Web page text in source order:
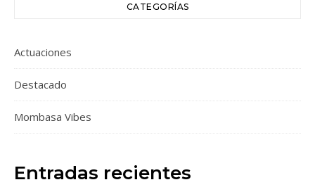
CATEGORÍAS
Actuaciones
Destacado
Mombasa Vibes
Entradas recientes